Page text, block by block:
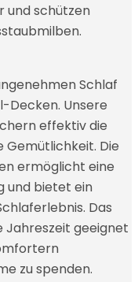
und schützen
Schlaf
Decken. Unsere
effektiv die
Gemütlichkeit. Die
ermöglicht eine
und bietet ein
Das
Jahreszeit geeignet
zu spenden.